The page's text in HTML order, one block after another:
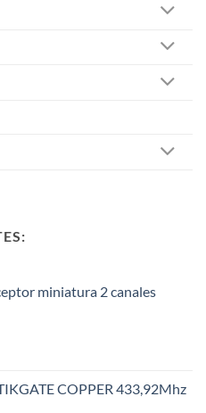
miniatura 2 canales
COPPER 433,92Mhz